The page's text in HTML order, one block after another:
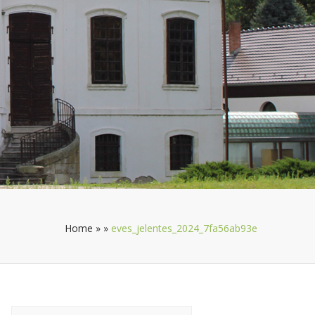
Home » » eves_jelentes_2024_7fa56ab93e